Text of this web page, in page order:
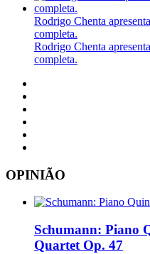
Rodrigo Chenta
completa.
Rodrigo Chenta
completa.
OPINIÃO
Schumann: Piano
Quartet Op. 47